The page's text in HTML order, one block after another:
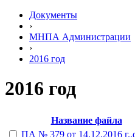
Документы
›
МНПА Администрации
›
2016 год
2016 год
Название файла
ПА № 379 от 14.12.2016